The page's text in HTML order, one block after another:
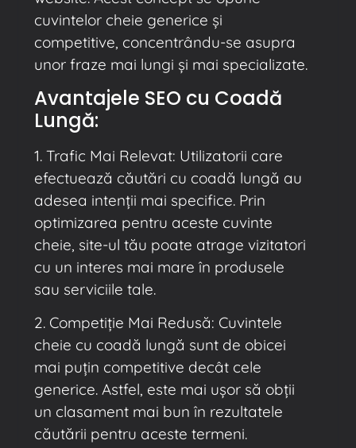
cuvintelor cheie generice și
competitive, concentrându-se asupra
unor fraze mai lungi și mai specializate.
Avantajele SEO cu Coadă
Lungă:
1. Trafic Mai Relevat: Utilizatorii care
efectuează căutări cu coadă lungă au
adesea intenții mai specifice. Prin
optimizarea pentru aceste cuvinte
cheie, site-ul tău poate atrage vizitatori
cu un interes mai mare în produsele
sau serviciile tale.
2. Competiție Mai Redusă: Cuvintele
cheie cu coadă lungă sunt de obicei
mai puțin competitive decât cele
generice. Astfel, este mai ușor să obții
un clasament mai bun în rezultatele
căutării pentru aceste termeni.